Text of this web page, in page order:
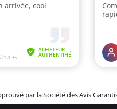
par la Société des Avis